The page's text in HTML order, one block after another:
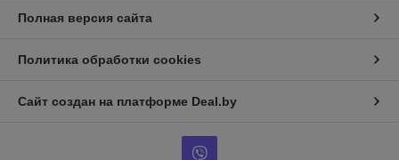
Полная версия сайта
Политика обработки cookies
Сайт создан на платформе Deal.by